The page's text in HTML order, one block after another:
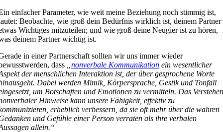
einfacher Parameter, wie weit meine Beziehung noch stimmig ist,
Beobachte, wie groß dein Bedürfnis wirklich ist, deinem Partner
Wichtiges mitzuteilen; und wie groß deine Neugier ist zu hören,
deinem Partner wichtig ist.
in einer Partnerschaft sollten wir uns immer wieder
dass
„nonverbale Kommunikation ein wesentlicher
der menschlichen Interaktion ist, der über gesprochene Worte
Dabei werden Mimik, Körpersprache, Gestik und Tonfall
um Botschaften und Emotionen zu vermitteln. Das
Hinweise kann unsere Fähigkeit, effektiv zu
erheblich verbessern, da sie oft mehr über die wahren
und Gefühle einer Person verraten als ihre verbalen
allein.“